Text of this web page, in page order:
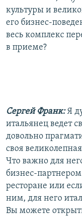
культуры и
его бизнес-
весь комплекс
в приеме?
Сергей Франк:Я
итальянец ведет
довольно
своя
Что важно для
бизнес-
ресторане или
ним, для него
Вы можете